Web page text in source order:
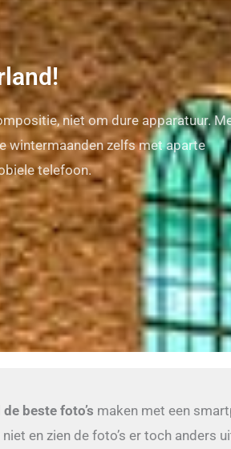
niet om dure apparatuur.
wintermaanden zelfs met aparte
telefoon.
de beste foto’s maken met een
en zien de foto’s er toch anders